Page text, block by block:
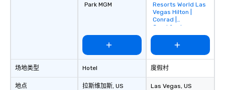
场地类型
地点
Park MGM
Hotel
拉斯维加斯, US
Removed from
favorites
Resorts World Las
Vegas Hilton |
Conrad |
Crockfords
度假村
Las Vegas, US